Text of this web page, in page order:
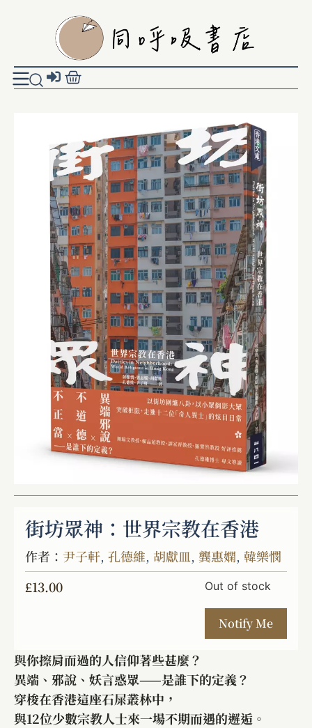
街坊眾神：世界宗教在香港
作者： 尹子軒, 孔德維, 胡獻皿, 龔惠嫻, 韓樂憫
£13.00 Out of stock
與你擦肩而過的人信仰著些甚麼？
異端、邪說、妖言惑眾——是誰下的定義？
穿梭在香港這座石屎叢林中，
與12位少數宗教人士來一場不期而遇的邂逅。